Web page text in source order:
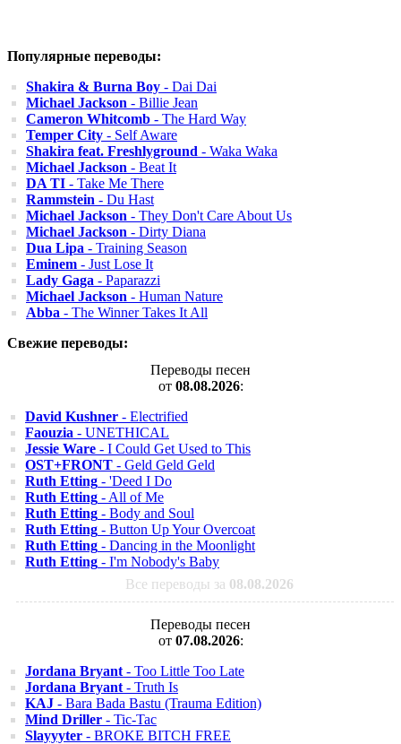
Популярные переводы:
Shakira & Burna Boy - Dai Dai
Michael Jackson - Billie Jean
Cameron Whitcomb - The Hard Way
Temper City - Self Aware
Shakira feat. Freshlyground - Waka Waka
Michael Jackson - Beat It
DA TI - Take Me There
Rammstein - Du Hast
Michael Jackson - They Don't Care About Us
Michael Jackson - Dirty Diana
Dua Lipa - Training Season
Eminem - Just Lose It
Lady Gaga - Paparazzi
Michael Jackson - Human Nature
Abba - The Winner Takes It All
Свежие переводы:
Переводы песен
от 08.08.2026:
David Kushner - Electrified
Faouzia - UNETHICAL
Jessie Ware - I Could Get Used to This
OST+FRONT - Geld Geld Geld
Ruth Etting - 'Deed I Do
Ruth Etting - All of Me
Ruth Etting - Body and Soul
Ruth Etting - Button Up Your Overcoat
Ruth Etting - Dancing in the Moonlight
Ruth Etting - I'm Nobody's Baby
Все переводы за 08.08.2026
Переводы песен
от 07.08.2026:
Jordana Bryant - Too Little Too Late
Jordana Bryant - Truth Is
KAJ - Bara Bada Bastu (Trauma Edition)
Mind Driller - Tic-Tac
Slayyyter - BROKE BITCH FREE